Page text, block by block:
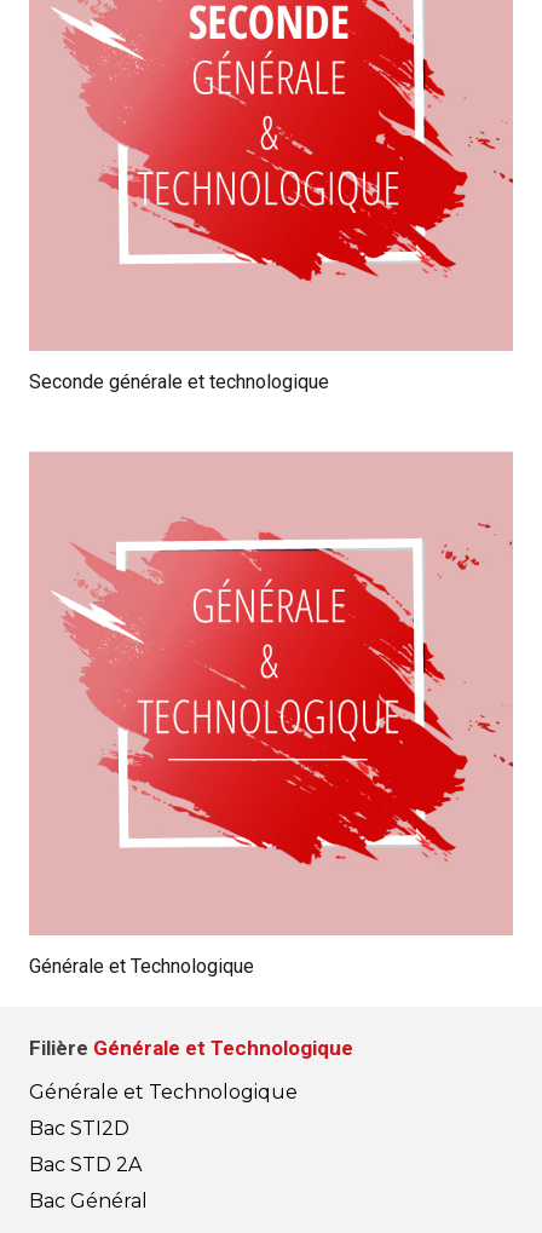
Seconde générale et technologique
Générale et Technologique
Filière Générale et Technologique
Générale et Technologique
Bac STI2D
Bac STD 2A
Bac Général